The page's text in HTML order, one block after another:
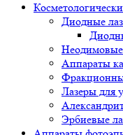
Диодные
Неодимовые
Аппараты
Лазеры для
Эрбиевые